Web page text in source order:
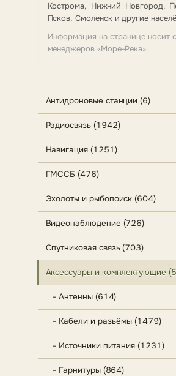
Кострома, Нижний Новгород,
Псков, Смоленск и другие
Информация на странице носит
менеджеров «Море-Река».
Антидроновые станции (6)
Радиосвязь (1942)
Навигация (1251)
ГМССБ (476)
Эхолоты и рыбопоиск (604)
Видеонаблюдение (726)
Спутниковая связь (703)
Аксессуары и комплектующие
- Антенны (614)
- Кабели и разъёмы (1479)
- Источники питания (1231)
- Гарнитуры (864)